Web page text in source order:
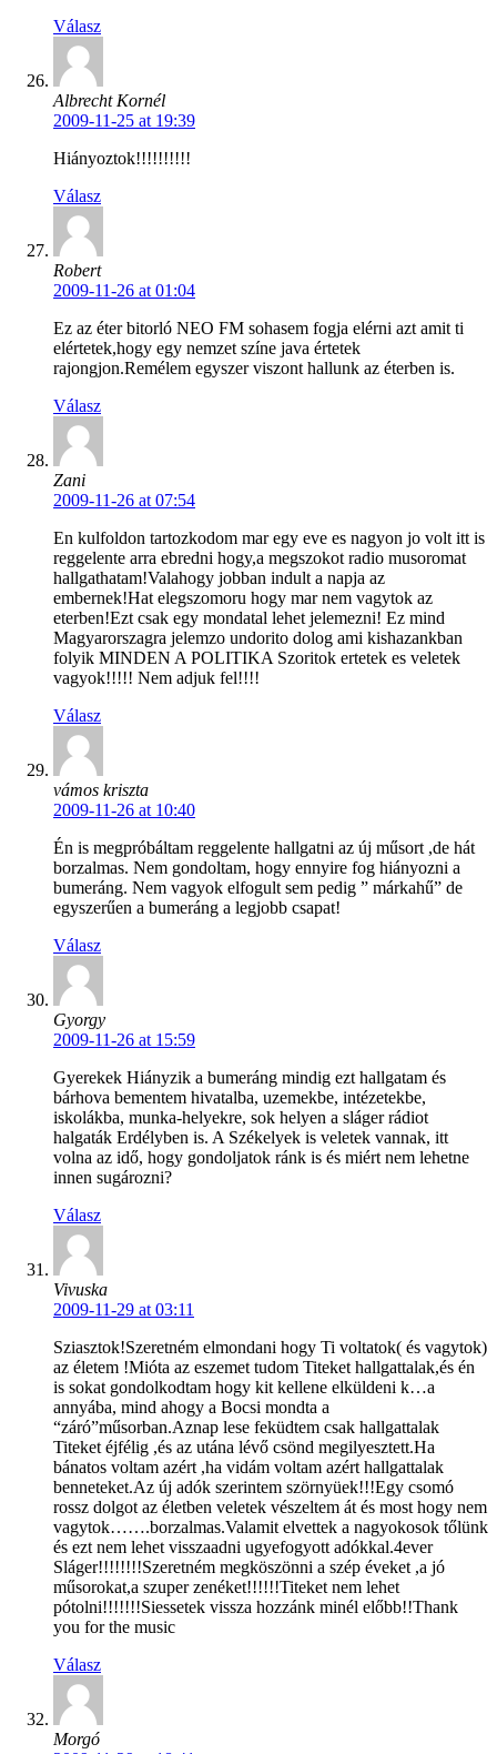
Válasz
Albrecht Kornél
2009-11-25 at 19:39
Hiányoztok!!!!!!!!!!
Válasz
Robert
2009-11-26 at 01:04
Ez az éter bitorló NEO FM sohasem fogja elérni azt amit ti
elértetek,hogy egy nemzet színe java értetek
rajongjon.Remélem egyszer viszont hallunk az éterben is.
Válasz
Zani
2009-11-26 at 07:54
En kulfoldon tartozkodom mar egy eve es nagyon jo volt itt is
reggelente arra ebredni hogy,a megszokot radio musoromat
hallgathatam!Valahogy jobban indult a napja az
embernek!Hat elegszomoru hogy mar nem vagytok az
eterben!Ezt csak egy mondatal lehet jelemezni! Ez mind
Magyarorszagra jelemzo undorito dolog ami kishazankban
folyik MINDEN A POLITIKA Szoritok ertetek es veletek
vagyok!!!!! Nem adjuk fel!!!!
Válasz
vámos kriszta
2009-11-26 at 10:40
Én is megpróbáltam reggelente hallgatni az új műsort ,de hát
borzalmas. Nem gondoltam, hogy ennyire fog hiányozni a
bumeráng. Nem vagyok elfogult sem pedig ” márkahű” de
egyszerűen a bumeráng a legjobb csapat!
Válasz
Gyorgy
2009-11-26 at 15:59
Gyerekek Hiányzik a bumeráng mindig ezt hallgatam és
bárhova bementem hivatalba, uzemekbe, intézetekbe,
iskolákba, munka-helyekre, sok helyen a sláger rádiot
halgaták Erdélyben is. A Székelyek is veletek vannak, itt
volna az idő, hogy gondoljatok ránk is és miért nem lehetne
innen sugározni?
Válasz
Vivuska
2009-11-29 at 03:11
Sziasztok!Szeretném elmondani hogy Ti voltatok( és vagytok)
az életem !Mióta az eszemet tudom Titeket hallgattalak,és én
is sokat gondolkodtam hogy kit kellene elküldeni k…a
annyába, mind ahogy a Bocsi mondta a
“záró”műsorban.Aznap lese feküdtem csak hallgattalak
Titeket éjfélig ,és az utána lévő csönd megilyesztett.Ha
bánatos voltam azért ,ha vidám voltam azért hallgattalak
benneteket.Az új adók szerintem szörnyüek!!!Egy csomó
rossz dolgot az életben veletek vészeltem át és most hogy nem
vagytok…….borzalmas.Valamit elvettek a nagyokosok tőlünk
és ezt nem lehet visszaadni ugyefogyott adókkal.4ever
Sláger!!!!!!!!Szeretném megköszönni a szép éveket ,a jó
műsorokat,a szuper zenéket!!!!!!Titeket nem lehet
pótolni!!!!!!!Siessetek vissza hozzánk minél előbb!!Thank
you for the music
Válasz
Morgó